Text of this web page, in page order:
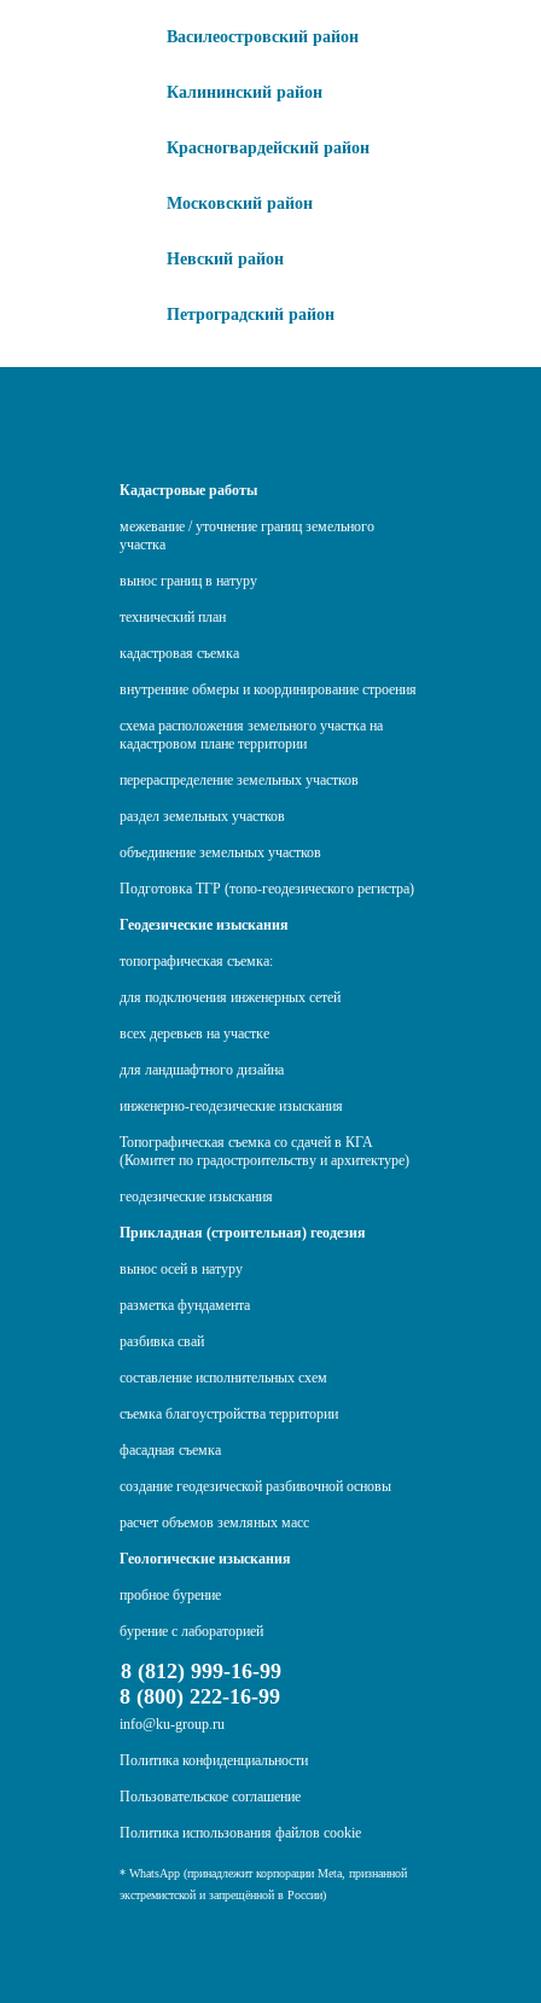
Василеостровский район
Калининский район
Красногвардейский район
Московский район
Невский район
Петроградский район
Кадастровые работы
межевание / уточнение границ земельного
участка
вынос границ в натуру
технический план
кадастровая съемка
внутренние обмеры и координирование строения
схема расположения земельного участка на
кадастровом плане территории
перераспределение земельных участков
раздел земельных участков
объединение земельных участков
Подготовка ТГР (топо-геодезического регистра)
Геодезические изыскания
топографическая съемка:
для подключения инженерных сетей
всех деревьев на участке
для ландшафтного дизайна
инженерно-геодезические изыскания
Топографическая съемка со сдачей в КГА
(Комитет по градостроительству и архитектуре)
геодезические изыскания
Прикладная (строительная) геодезия
вынос осей в натуру
разметка фундамента
разбивка свай
составление исполнительных схем
съемка благоустройства территории
фасадная съемка
создание геодезической разбивочной основы
расчет объемов земляных масс
Геологические изыскания
пробное бурение
бурение с лабораторией
8 (812) 999-16-99
8 (800) 222-16-99
info@ku-group.ru
Политика конфиденциальности
Пользовательское соглашение
Политика использования файлов cookie
* WhatsApp (принадлежит корпорации Meta, признанной
экстремистской и запрещённой в России)